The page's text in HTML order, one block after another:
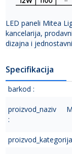
LED paneli Mitea
kancelarija,
dizajna i
Specifikacija
barkod :
proizvod_naziv
: